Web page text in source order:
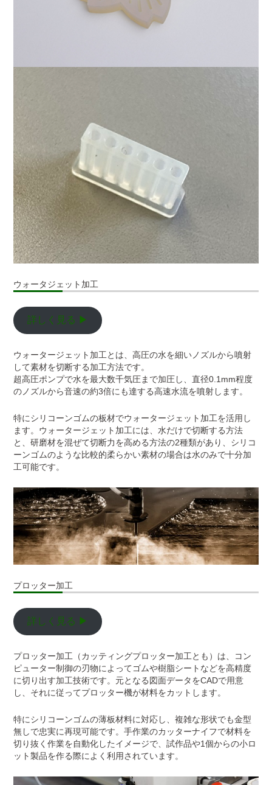
ウォータジェット加工
詳しく見る ▶
ウォータージェット加工とは、高圧の水を細いノズルから噴射
して素材を切断する加工方法です。
超高圧ポンプで水を最大数千気圧まで加圧し、直径0.1mm程度
のノズルから音速の約3倍にも達する高速水流を噴射します。
特にシリコーンゴムの板材でウォータージェット加工を活用し
ます。ウォータージェット加工には、水だけで切断する方法
と、研磨材を混ぜて切断力を高める方法の2種類があり、シリコ
ーンゴムのような比較的柔らかい素材の場合は水のみで十分加
工可能です。
プロッター加工
詳しく見る ▶
プロッター加工（カッティングプロッター加工とも）は、コン
ピューター制御の刃物によってゴムや樹脂シートなどを高精度
に切り出す加工技術です。元となる図面データをCADで用意
し、それに従ってプロッター機が材料をカットします。
特にシリコーンゴムの薄板材料に対応し、複雑な形状でも金型
無しで忠実に再現可能です。手作業のカッターナイフで材料を
切り抜く作業を自動化したイメージで、試作品や1個からの小ロ
ット製品を作る際によく利用されています。